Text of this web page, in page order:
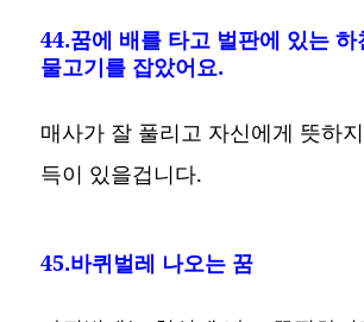
44.꿈에 배를 타고 벌판에 있는
물고기를 잡았어요.
매사가 잘 풀리고 자신에게 뜻하
득이 있을겁니다.
45.바퀴벌레 나오는 꿈